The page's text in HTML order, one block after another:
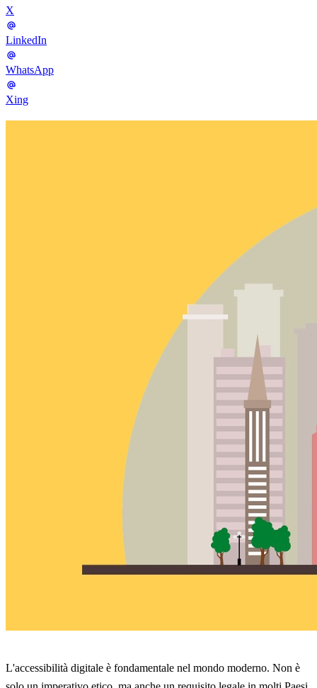
X
LinkedIn
WhatsApp
Xing
L'accessibilità digitale è fondamentale nel mondo moderno. Non è